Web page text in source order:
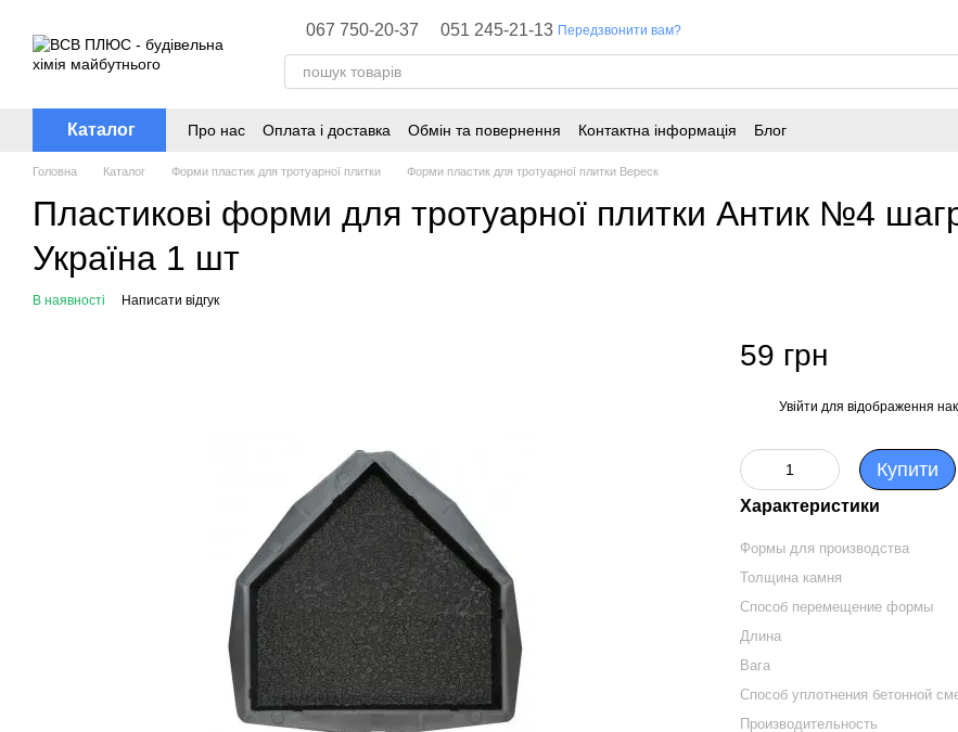
067 750-20-37 051 245-21-13 Передзвонити вам?
Каталог Про нас Оплата і доставка Обмін та повернення Контактна інформація Блог
Головна Каталог Форми пластик для тротуарної плитки Форми пластик для тротуарної плитки Вереск
Пластикові форми для тротуарної плитки Антик №4
Україна 1 шт
В наявності Написати відгук
59 грн
Увійти для відображення
Купити
Характеристики
Формы для производства
Толщина камня
Способ перемещение формы
Длина
Вага
Способ уплотнения бетонной
Производительность